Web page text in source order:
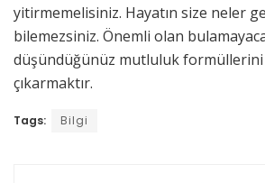
yitirmemelisiniz. Hayatın size neler
bilemezsiniz. Önemli olan
düşündüğünüz mutluluk
çıkarmaktır.
Tags: Bilgi